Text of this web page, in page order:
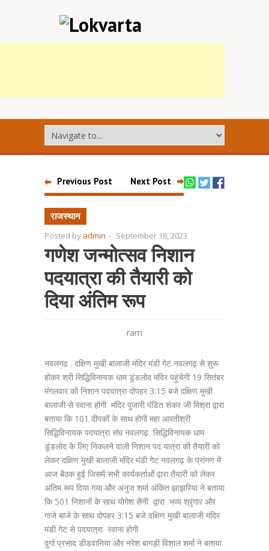
Previous Post Next Post
राजस्थान
Posted by admin - September 18, 2023
गणेश जन्मोत्सव निशान
पदयात्रा की तैयारी को
दिया अंतिम रूप
ram
नवलगढ . दक्षिण मुखी बालाजी मंदिर मंडी गेट नवलगढ़ से शुरू
होकर श्री सिद्धिविनायक धाम डूंडलोद मंदिर पहुंचेगी 19 सितंबर
मंगलवार को निशान पदयात्रा दोपहर 3:15 बजे दक्षिण मुखी
बालाजी से रवाना होगी मंदिर पुजारी पंडित शंकर जी मिश्रा द्वारा
बताया कि 101 दीपकों के साथ होगी महा आरतीश्री
सिद्धिविनायक पदयात्रा संघ नवलगढ़ सिद्धिविनायक धाम
डूंडलोद के लिए निकलने वाली निशान पद यात्रा की तैयारी को
लेकर दक्षिण मुखी बालाजी मंदिर मंडी गेट नवलगढ़ के प्रांगण में
आज बैठक हुई जिसमें सभी कार्यकर्ताओं द्वारा तैयारी को लेकर
अंतिम रूप दिया गया और अनुज शर्मा अंकित झाझरिया ने बताया
कि 501 निशानों के साथ योगेश सैनी द्वारा भव्य श्रृंगार और
गाजे बाजे के साथ दोपहर 3:15 बजे दक्षिण मुखी बालाजी मंदिर
मंडी गेट से पदयात्रा रवाना होगी
दुर्गा प्रसाद डीडवानिया और नरेश बागड़ी विशाल शर्मा ने बताया